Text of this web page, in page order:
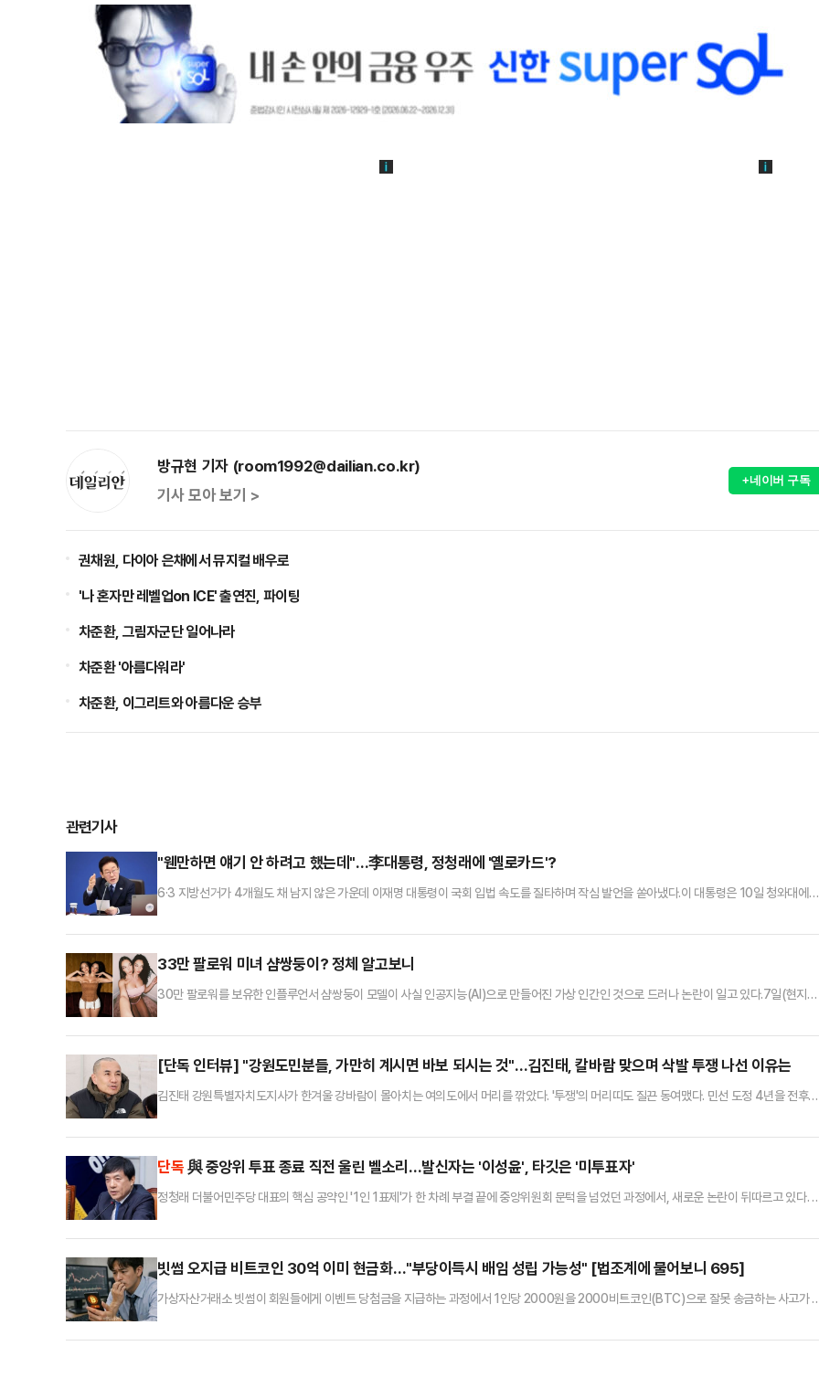
방규현 기자 (room1992@dailian.co.kr)
기사 모아 보기 >
+네이버 구독
권채원, 다이아 은채에서 뮤지컬 배우로
'나 혼자만 레벨업on ICE' 출연진, 파이팅
차준환, 그림자군단 일어나라
차준환 '아름다워라'
차준환, 이그리트와 아름다운 승부
관련기사
"웬만하면 얘기 안 하려고 했는데"…李대통령, 정청래에 '옐로카드'?
6·3 지방선거가 4개월도 채 남지 않은 가운데 이재명 대통령이 국회 입법 속도를 질타하며 작심 발언을 쏟아냈다.이 대통령은 10일 청와대에서
황은 과거의 평상시와 좀 다르다. 현재와 같은 입법 속도로는 이런 국제사회의 변화에 능동적으로 대처하기가 매우 어렵다"고 했다.이 대통령은
33만 팔로워 미녀 샴쌍둥이? 정체 알고보니
30만 팔로워를 보유한 인플루언서 샴쌍둥이 모델이 사실 인공지능(AI)으로 만들어진 가상 인간인 것으로 드러나 논란이 일고 있다.7일(현지시
공유하고 있다.계정 개설 두 달 만에 30만명이 넘는 팔로워를 확보한 이들은 비키니 사진을 게시하거나 '패티시'(Fetish·특정 사물이나 신체에
[단독 인터뷰] "강원도민분들, 가만히 계시면 바보 되시는 것"…김진태, 칼바람 맞으며 삭발 투쟁 나선 이유는
김진태 강원특별자치도지사가 한겨울 강바람이 몰아치는 여의도에서 머리를 깎았다. '투쟁'의 머리띠도 질끈 동여맸다. 민선 도정 4년을 전후해
리로 "마음이 스산하지, 이 정도 추운 것쯤이야……"라고 씁쓸하게 웃었다.강원특별자치도를 이끄는 김진태 지사가 지난 9일 국회 앞 계단에서
단독與 중앙위 투표 종료 직전 울린 벨소리…발신자는 '이성윤', 타깃은 '미투표자'
정청래 더불어민주당 대표의 핵심 공약인 '1인 1표제'가 한 차례 부결 끝에 중앙위원회 문턱을 넘었던 과정에서, 새로운 논란이 뒤따르고 있다.
류되는 이성윤 최고위원으로 확인됐다. 원외 중앙위원들 사이에선 이를 단순한 독려가 아닌 사실상의 압박으로 받아들였다는 반응이 나온다.10
빗썸 오지급 비트코인 30억 이미 현금화…"부당이득시 배임 성립 가능성" [법조계에 물어보니 695]
가상자산거래소 빗썸이 회원들에게 이벤트 당첨금을 지급하는 과정에서 1인당 2000원을 2000비트코인(BTC)으로 잘못 송금하는 사고가
립한다는 데 대체로 의견이 일치하지만, 형사 처벌 가능성을 두고는 해석이 엇갈리고 있다.10일 가상자산 업계와 법조계에 따르면 지난 6일 오